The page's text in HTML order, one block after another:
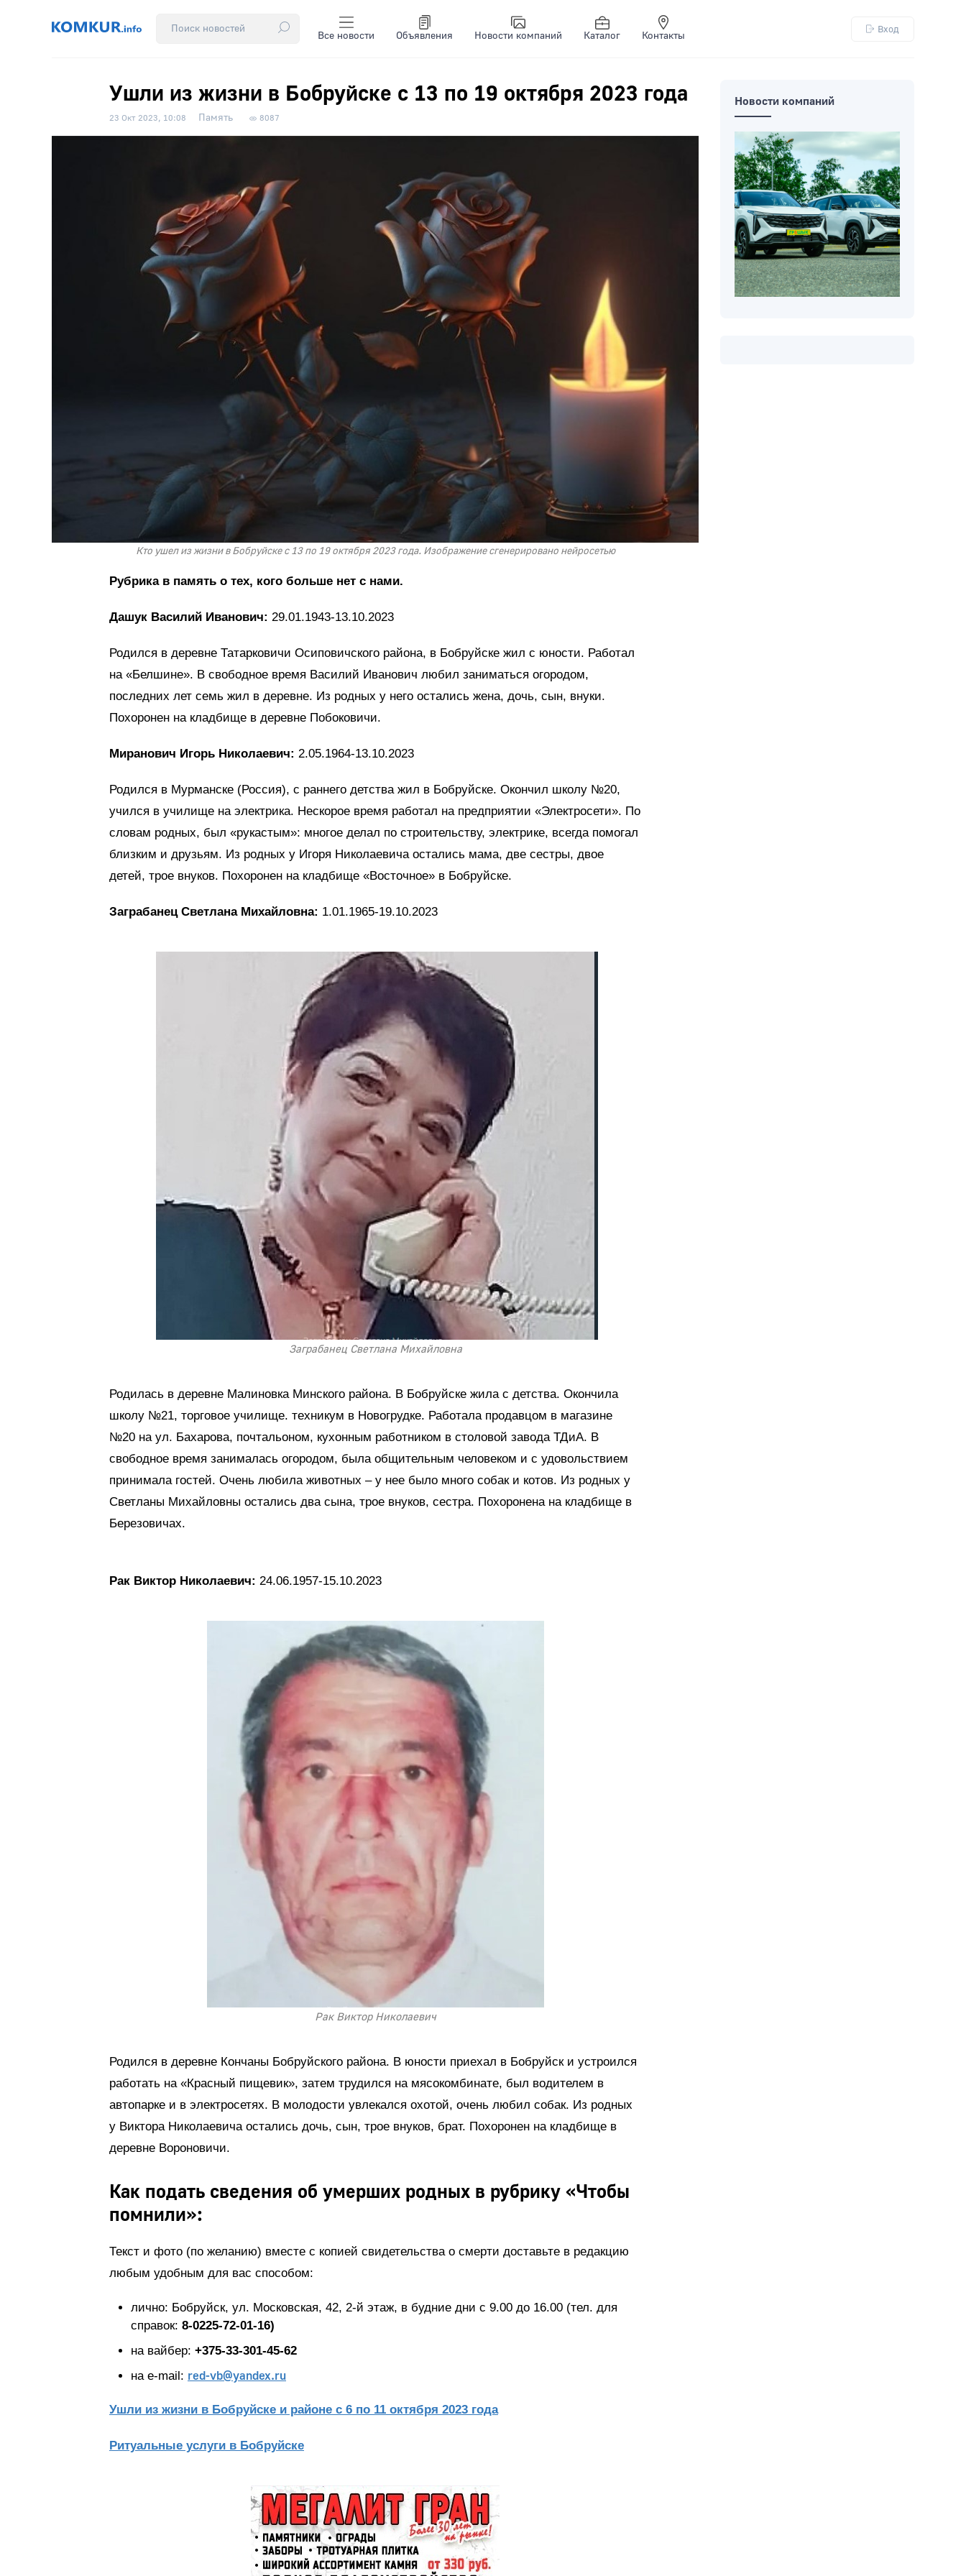
Все новости Объявления Новости компаний Каталог Контакты
Вход
Ушли из жизни в Бобруйске с 13 по 19 октября 2023 года
23 Окт 2023, 10:08 Память 8087
Кто ушел из жизни в Бобруйске с 13 по 19 октября 2023 года. Изображение сгенерировано нейросетью
Рубрика в память о тех, кого больше нет с нами.
Дашук Василий Иванович: 29.01.1943-13.10.2023
Родился в деревне Татарковичи Осиповичского района, в Бобруйске жил с юности. Работал
на «Белшине». В свободное время Василий Иванович любил заниматься огородом,
последних лет семь жил в деревне. Из родных у него остались жена, дочь, сын, внуки.
Похоронен на кладбище в деревне Побоковичи.
Миранович Игорь Николаевич: 2.05.1964-13.10.2023
Родился в Мурманске (Россия), с раннего детства жил в Бобруйске. Окончил школу №20,
учился в училище на электрика. Нескорое время работал на предприятии «Электросети». По
словам родных, был «рукастым»: многое делал по строительству, электрике, всегда помогал
близким и друзьям. Из родных у Игоря Николаевича остались мама, две сестры, двое
детей, трое внуков. Похоронен на кладбище «Восточное» в Бобруйске.
Заграбанец Светлана Михайловна: 1.01.1965-19.10.2023
Заграбанец Светлана Михайловна
Родилась в деревне Малиновка Минского района. В Бобруйске жила с детства. Окончила
школу №21, торговое училище. техникум в Новогрудке. Работала продавцом в магазине
№20 на ул. Бахарова, почтальоном, кухонным работником в столовой завода ТДиА. В
свободное время занималась огородом, была общительным человеком и с удовольствием
принимала гостей. Очень любила животных – у нее было много собак и котов. Из родных у
Светланы Михайловны остались два сына, трое внуков, сестра. Похоронена на кладбище в
Березовичах.
Рак Виктор Николаевич: 24.06.1957-15.10.2023
Рак Виктор Николаевич
Родился в деревне Кончаны Бобруйского района. В юности приехал в Бобруйск и устроился
работать на «Красный пищевик», затем трудился на мясокомбинате, был водителем в
автопарке и в электросетях. В молодости увлекался охотой, очень любил собак. Из родных
у Виктора Николаевича остались дочь, сын, трое внуков, брат. Похоронен на кладбище в
деревне Вороновичи.
Как подать сведения об умерших родных в рубрику «Чтобы
помнили»:
Текст и фото (по желанию) вместе с копией свидетельства о смерти доставьте в редакцию
любым удобным для вас способом:
лично: Бобруйск, ул. Московская, 42, 2-й этаж, в будние дни с 9.00 до 16.00 (тел. для
справок: 8-0225-72-01-16)
на вайбер: +375-33-301-45-62
на e-mail: red-vb@yandex.ru
Ушли из жизни в Бобруйске и районе с 6 по 11 октября 2023 года
Ритуальные услуги в Бобруйске
Новости компаний